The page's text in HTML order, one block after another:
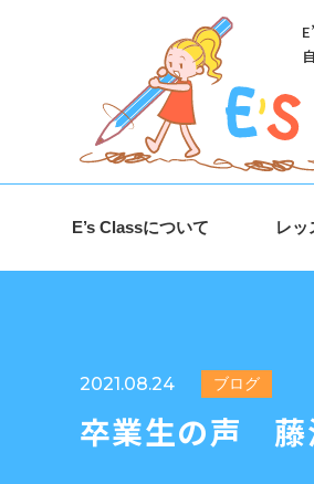
E’s Classについて レッ
2021.08.24 ブログ
卒業生の声 藤